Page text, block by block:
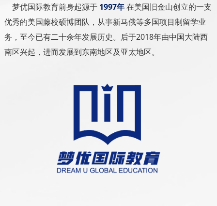
梦优国际教育前身起源于 1997年在美国旧金山创立的一支
优秀的美国藤校硕博团队，从事新马俄等多国项目制留学业
务，至今已有二十余年发展历史。后于2018年由中国大陆西
南区兴起，进而发展到东南地区及亚太地区。